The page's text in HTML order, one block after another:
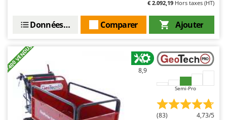
Unger
V
Verdemax
Vesco
Volpi
€ 2.092,19 Hors taxes (HT)
Ajouter
Comparer
Données techniques
+400 VENDUS 8,9
Semi-Pro
(83) 4,73/5